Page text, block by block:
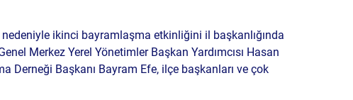
ikinci bayramlaşma etkinliğini il başkanlığında
Merkez Yerel Yönetimler Başkan Yardımcısı Hasan
Derneği Başkanı Bayram Efe, ilçe başkanları ve çok